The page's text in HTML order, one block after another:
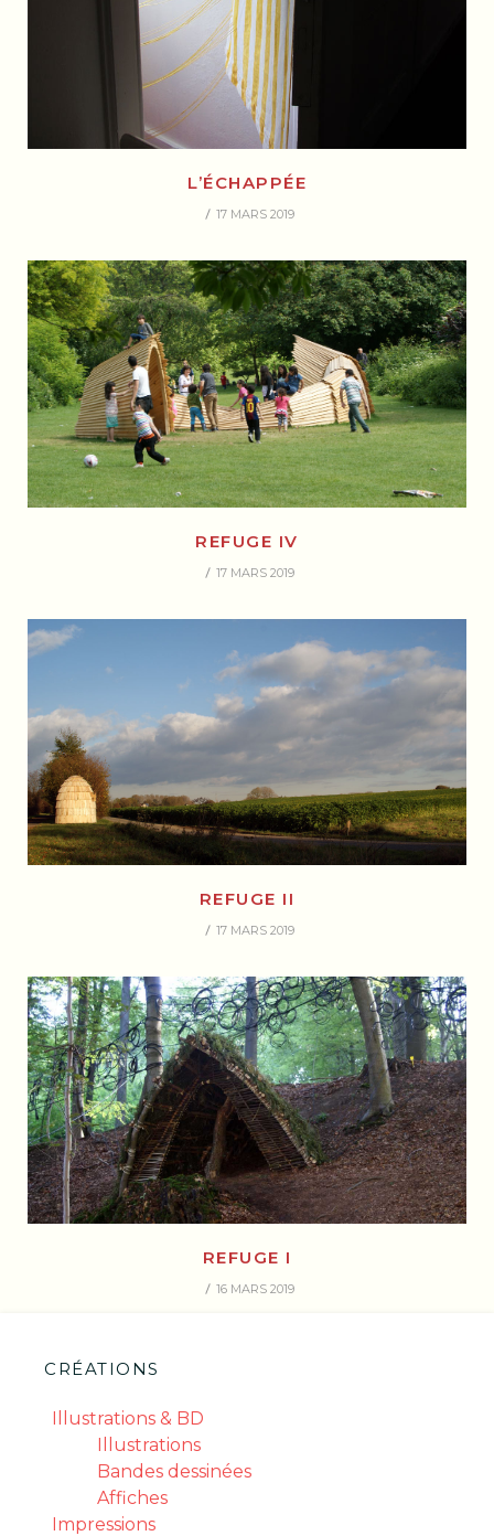
L’ÉCHAPPÉE
17 MARS 2019
REFUGE IV
17 MARS 2019
REFUGE II
17 MARS 2019
REFUGE I
16 MARS 2019
CRÉATIONS
Illustrations & BD
Illustrations
Bandes dessinées
Affiches
Impressions